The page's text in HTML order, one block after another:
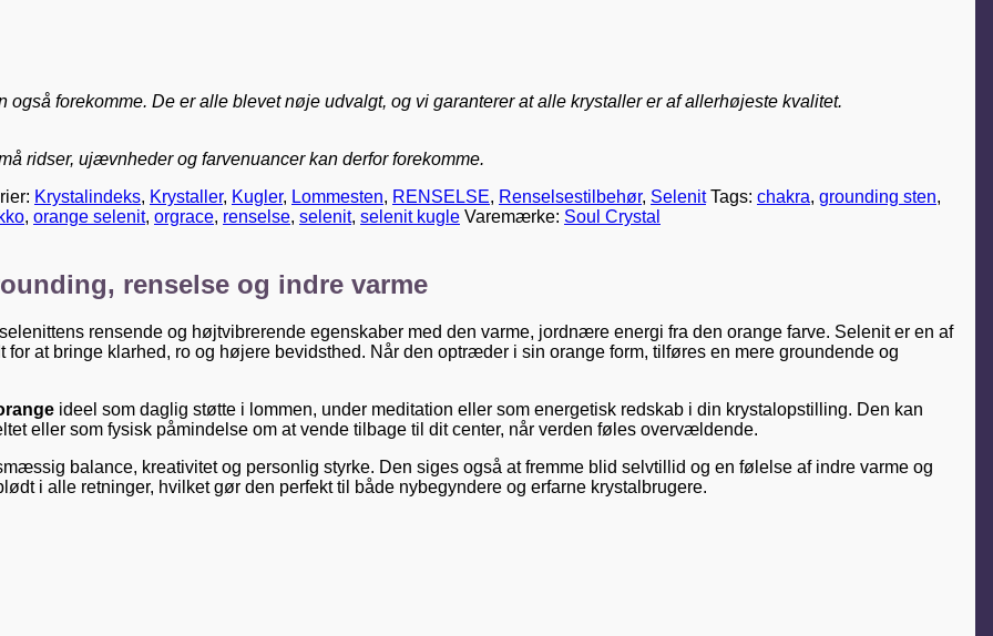
forekomme. De er alle blevet nøje udvalgt, og vi garanterer at alle krystaller er af allerhøjeste kvalitet.
ridser, ujævnheder og farvenuancer kan derfor forekomme.
Krystalindeks, Krystaller, Kugler, Lommesten, RENSELSE, Renselsestilbehør, Selenit Tags: chakra, grounding sten,
, orange selenit, orgrace, renselse, selenit, selenit kugle Varemærke: Soul Crystal
renselse og indre varme
rensende og højtvibrerende egenskaber med den varme, jordnære energi fra den orange farve. Selenit er en af
at bringe klarhed, ro og højere bevidsthed. Når den optræder i sin orange form, tilføres en mere groundende og
ideel som daglig støtte i lommen, under meditation eller som energetisk redskab i din krystalopstilling. Den kan
eller som fysisk påmindelse om at vende tilbage til dit center, når verden føles overvældende.
balance, kreativitet og personlig styrke. Den siges også at fremme blid selvtillid og en følelse af indre varme og
i alle retninger, hvilket gør den perfekt til både nybegyndere og erfarne krystalbrugere.